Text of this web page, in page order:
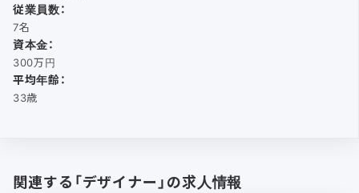
従業員数：
7名
資本金：
300万円
平均年齢：
33歳
関連する「デザイナー」の求人情報